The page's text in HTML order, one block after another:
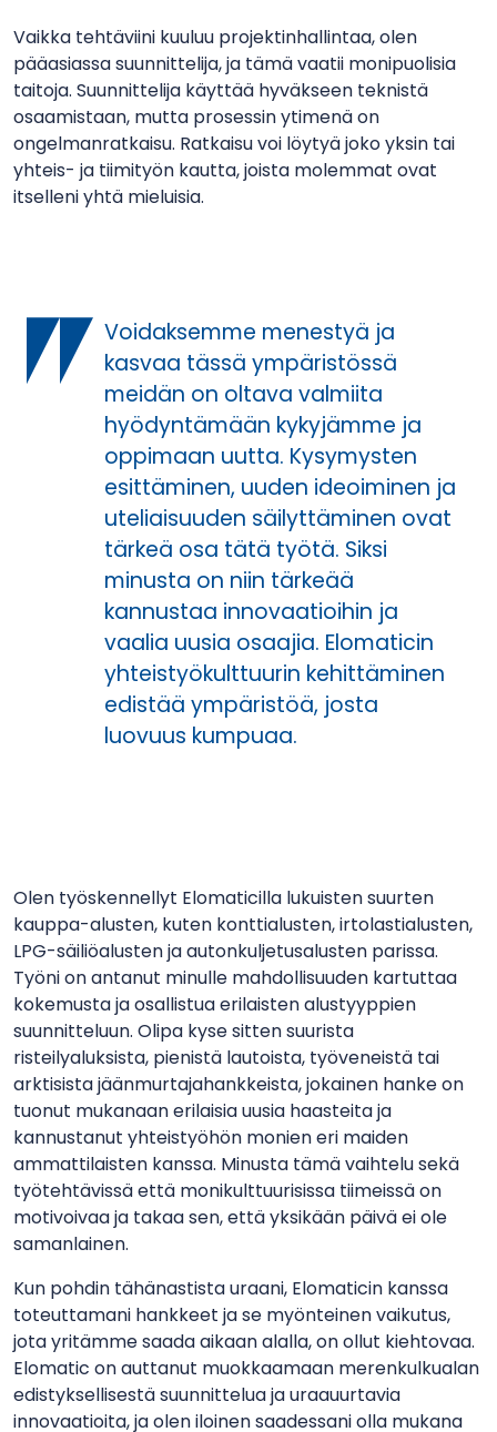
Vaikka tehtäviini kuuluu projektinhallintaa, olen
pääasiassa suunnittelija, ja tämä vaatii monipuolisia
taitoja. Suunnittelija käyttää hyväkseen teknistä
osaamistaan, mutta prosessin ytimenä on
ongelmanratkaisu. Ratkaisu voi löytyä joko yksin tai
yhteis- ja tiimityön kautta, joista molemmat ovat
itselleni yhtä mieluisia.
Voidaksemme menestyä ja
kasvaa tässä ympäristössä
meidän on oltava valmiita
hyödyntämään kykyjämme ja
oppimaan uutta. Kysymysten
esittäminen, uuden ideoiminen ja
uteliaisuuden säilyttäminen ovat
tärkeä osa tätä työtä. Siksi
minusta on niin tärkeää
kannustaa innovaatioihin ja
vaalia uusia osaajia. Elomaticin
yhteistyökulttuurin kehittäminen
edistää ympäristöä, josta
luovuus kumpuaa.
Olen työskennellyt Elomaticilla lukuisten suurten
kauppa-alusten, kuten konttialusten, irtolastialusten,
LPG-säiliöalusten ja autonkuljetusalusten parissa.
Työni on antanut minulle mahdollisuuden kartuttaa
kokemusta ja osallistua erilaisten alustyyppien
suunnitteluun. Olipa kyse sitten suurista
risteilyaluksista, pienistä lautoista, työveneistä tai
arktisista jäänmurtajahankkeista, jokainen hanke on
tuonut mukanaan erilaisia uusia haasteita ja
kannustanut yhteistyöhön monien eri maiden
ammattilaisten kanssa. Minusta tämä vaihtelu sekä
työtehtävissä että monikulttuurisissa tiimeissä on
motivoivaa ja takaa sen, että yksikään päivä ei ole
samanlainen.
Kun pohdin tähänastista uraani, Elomaticin kanssa
toteuttamani hankkeet ja se myönteinen vaikutus,
jota yritämme saada aikaan alalla, on ollut kiehtovaa.
Elomatic on auttanut muokkaamaan merenkulkualan
edistyksellisestä suunnittelua ja uraauurtavia
innovaatioita, ja olen iloinen saadessani olla mukana